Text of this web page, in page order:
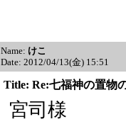
Name: けこ
Date: 2012/04/13(金) 15:51
Title: Re:七福神の置物
宮司様